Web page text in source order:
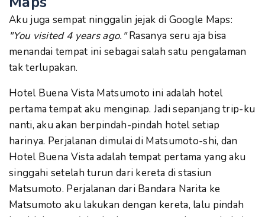
Aku juga sempat ninggalin jejak di Google Maps:
"You visited 4 years ago."Rasanya seru aja bisa
menandai tempat ini sebagai salah satu pengalaman
tak terlupakan.
Hotel Buena Vista Matsumoto ini adalah hotel
pertama tempat aku menginap. Jadi sepanjang trip-ku
nanti, aku akan berpindah-pindah hotel setiap
harinya. Perjalanan dimulai di Matsumoto-shi, dan
Hotel Buena Vista adalah tempat pertama yang aku
singgahi setelah turun dari kereta di stasiun
Matsumoto. Perjalanan dari Bandara Narita ke
Matsumoto aku lakukan dengan kereta, lalu pindah